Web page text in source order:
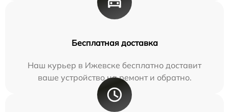
Бесплатная доставка
Наш курьер в Ижевске бесплатно доставит
ваше устройство на ремонт и обратно.